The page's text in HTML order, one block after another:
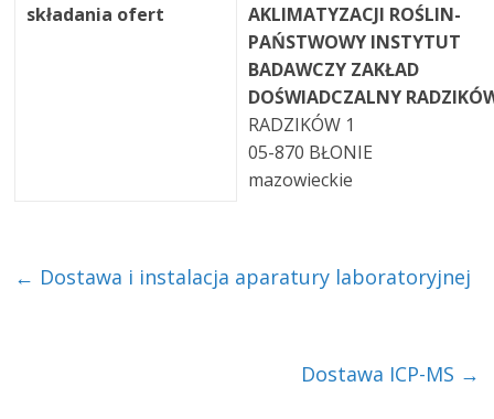
składania ofert
AKLIMATYZACJI ROŚLIN-
PAŃSTWOWY INSTYTUT
BADAWCZY ZAKŁAD
DOŚWIADCZALNY
RADZIKÓW 1
05-870 BŁONIE
mazowieckie
← Dostawa i instalacja aparatury laboratoryjnej
Dostawa ICP-MS →